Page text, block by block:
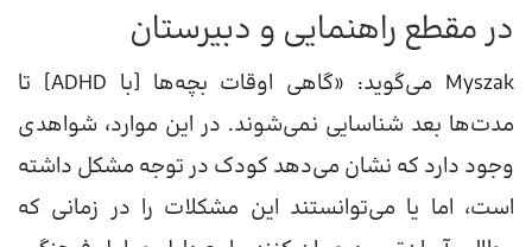
در مقطع راهنمایی و دبیرستان
Myszak می‌گوید: «گاهی اوقات بچه‌ها [با ADHD] تا
مدت‌ها بعد شناسایی نمی‌شوند. در این موارد، شواهدی
وجود دارد که نشان می‌دهد کودک در توجه مشکل داشته
است، اما یا می‌توانستند این مشکلات را در زمانی که